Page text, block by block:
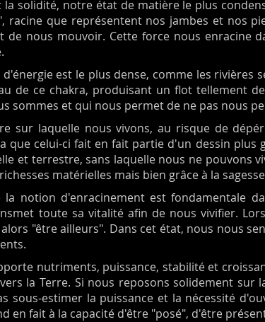
solidité, notre état de matière le plus
racine que représentent nos jambes et nos
nous mouvoir. Cette force nous enracine
est le plus dense, comme les rivières
de ce chakra, produisant un flot tellement
sommes et qui nous permet de ne pas nous
sur laquelle nous vivons, au risque de
que celui-ci fait en fait partie d'un dessin plus
et terrestre, sans laquelle nous ne pouvons
matérielles mais bien grâce à la
notion d'enracinement est fondamentale
toute sa vitalité afin de nous vivifier.
"être ailleurs". Dans cet état, nous nous
nutriments, puissance, stabilité et
la Terre. Si nous reposons solidement
sous-estimer la puissance et la nécessité
en fait à la capacité d'être "posé", d'être